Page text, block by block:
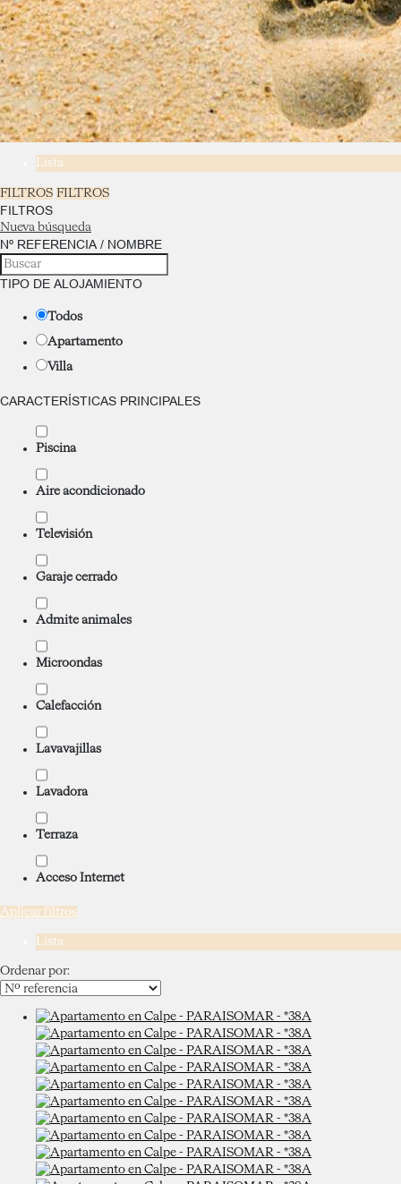
Lista
FILTROS FILTROS
FILTROS
Nueva búsqueda
Nº REFERENCIA / NOMBRE
TIPO DE ALOJAMIENTO
Todos
Apartamento
Villa
CARACTERÍSTICAS PRINCIPALES
Piscina
Aire acondicionado
Televisión
Garaje cerrado
Admite animales
Microondas
Calefacción
Lavavajillas
Lavadora
Terraza
Acceso Internet
Aplicar filtros
Lista
Ordenar por: